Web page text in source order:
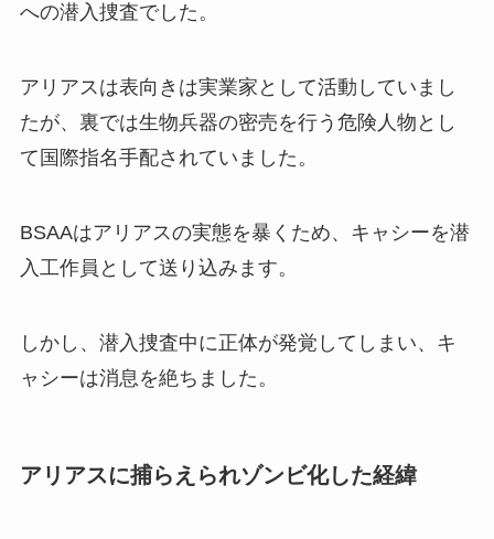
への潜入捜査でした。
アリアスは表向きは実業家として活動していまし
たが、裏では生物兵器の密売を行う危険人物とし
て国際指名手配されていました。
BSAAはアリアスの実態を暴くため、キャシーを潜
入工作員として送り込みます。
しかし、潜入捜査中に正体が発覚してしまい、キ
ャシーは消息を絶ちました。
アリアスに捕らえられゾンビ化した経緯